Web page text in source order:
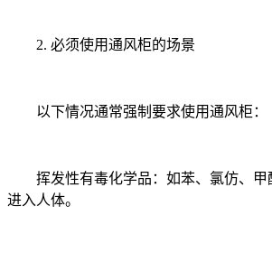
2. 必须使用通风柜的场景
以下情况通常强制要求使用通风柜：
挥发性有毒化学品：如苯、氯仿、甲
进入人体。